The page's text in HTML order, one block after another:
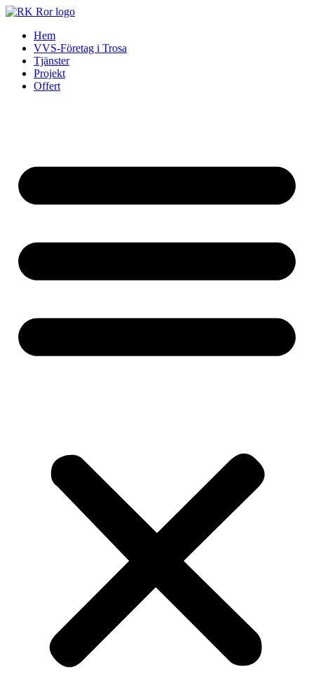
Skip
contentHem
VVS-Företag i Trosa
Tjänster
Projekt
Offert